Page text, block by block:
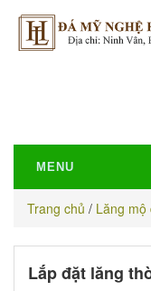
MENU
Trang chủ / Lăng mộ
Lắp đặt lăng